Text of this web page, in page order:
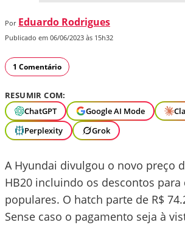
Por Eduardo Rodrigues
Publicado em 06/06/2023 às 15h32
1 Comentário
RESUMIR COM:
ChatGPT
Google AI Mode
Perplexity
Grok
A Hyundai divulgou o novo preço
HB20 incluindo os descontos para
populares. O hatch parte de R$
Sense caso o pagamento seja à